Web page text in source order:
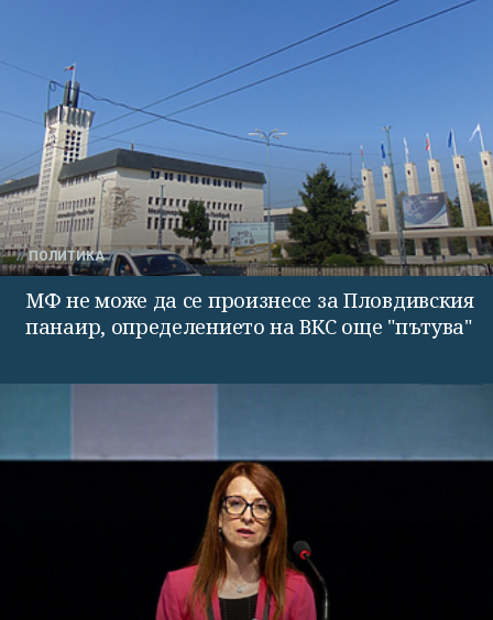
ПОЛИТИКА
МФ не може да се произнесе за Пловдивския
панаир, определението на ВКС още "пътува"